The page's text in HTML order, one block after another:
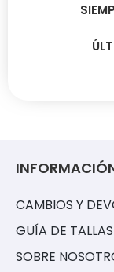
CAMBIOS Y
GUÍA DE TALLAS
SOBRE